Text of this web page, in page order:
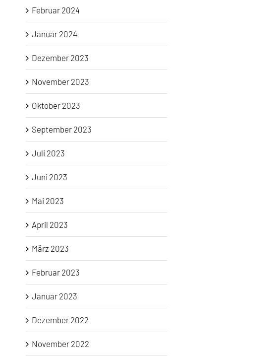
Februar 2024
Januar 2024
Dezember 2023
November 2023
Oktober 2023
September 2023
Juli 2023
Juni 2023
Mai 2023
April 2023
März 2023
Februar 2023
Januar 2023
Dezember 2022
November 2022